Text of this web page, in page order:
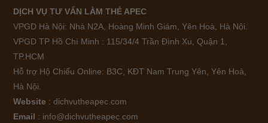
DỊCH VỤ TƯ VẤN LÀM THẺ APEC
VPGD Hà Nội: Nhà N2A, Hoàng Minh Giám, Yên Hoà, Hà Nội.
VPGD TP Hồ Chí Minh : 115/34/4 Trần Đình Xu, Quận 1,
TP.HCM
Hỗ trợ Hộ Chiếu Online: B3C, KĐT Nam Trung Yên, Yên Hoà,
Hà Nội.
Website : dichvutheapec.com
Email : info@dichvutheapec.com